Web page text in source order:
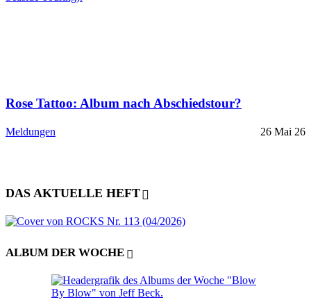
Rose Tattoo: Album nach Abschiedstour?
Meldungen 26 Mai 26
DAS AKTUELLE HEFT
ALBUM DER WOCHE